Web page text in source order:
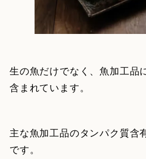
生の魚だけでなく、魚加工品
含まれています。
主な魚加工品のタンパク質含
です。